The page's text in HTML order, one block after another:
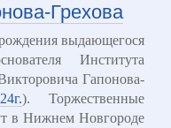
Грехова
выдающегося
Института
Гапонова-
). Торжественные
в Нижнем Новгороде